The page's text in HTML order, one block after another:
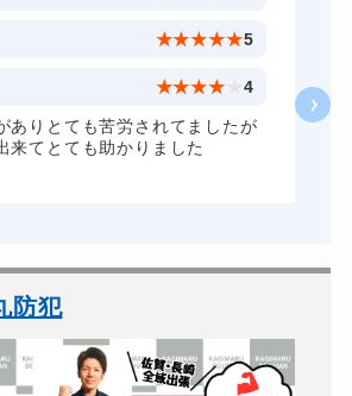
★★★★★5
★★★★ 4
ありとても苦労されてましたが
来てとても助かりました
防犯